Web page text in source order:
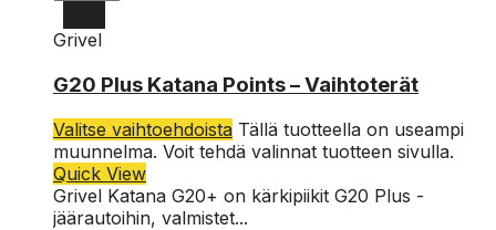
Grivel
G20 Plus Katana Points – Vaihtoterät
Valitse vaihtoehdoista Tällä tuotteella on useampi
muunnelma. Voit tehdä valinnat tuotteen sivulla.
Quick View
Grivel Katana G20+ on kärkipiikit G20 Plus -
jäärautoihin, valmistet...